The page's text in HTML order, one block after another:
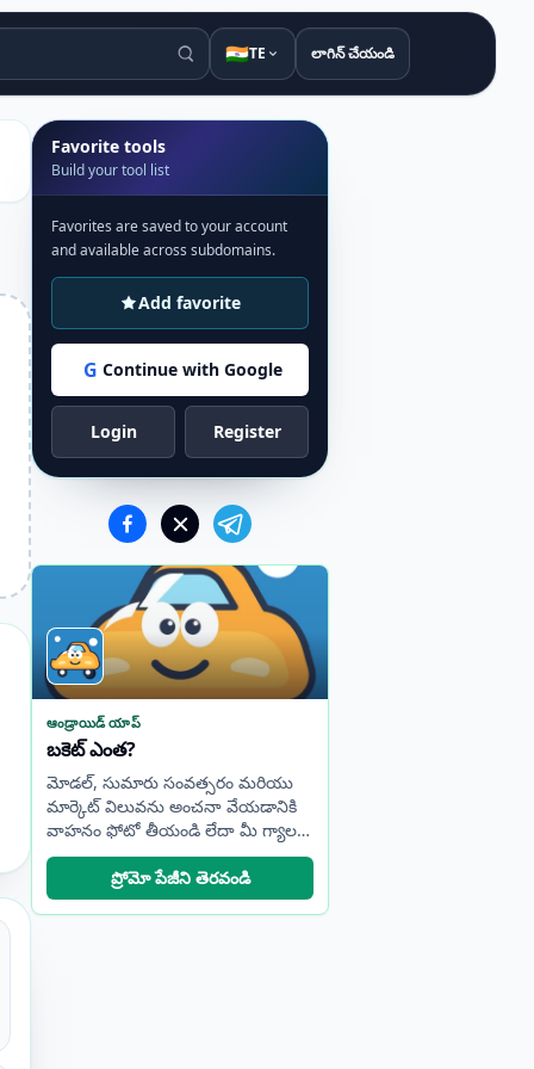
🇮🇳TE లాగిన్ చేయండి
Favorite tools
Build your tool list
Favorites are saved to your account
and available across subdomains.
Add favorite
G Continue with Google
Login Register
ఆండ్రాయిడ్ యాప్
బకెట్ ఎంత?
మోడల్, సుమారు సంవత్సరం మరియు
మార్కెట్ విలువను అంచనా వేయడానికి
వాహనం ఫోటో తీయండి లేదా మీ గ్యాలరీ
నుండి ఒకదాన్ని ఎంచుకోండి.
ప్రోమో పేజీని తెరవండి